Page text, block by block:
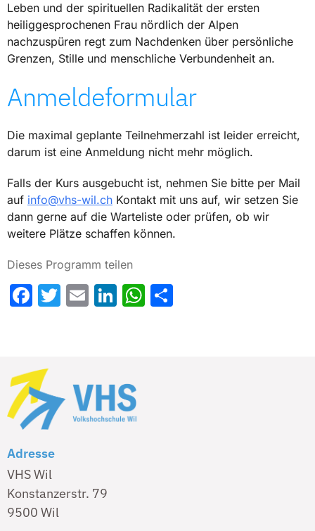
Leben und der spirituellen Radikalität der ersten
heiliggesprochenen Frau nördlich der Alpen
nachzuspüren regt zum Nachdenken über persönliche
Grenzen, Stille und menschliche Verbundenheit an.
Anmeldeformular
Die maximal geplante Teilnehmerzahl ist leider erreicht,
darum ist eine Anmeldung nicht mehr möglich.
Falls der Kurs ausgebucht ist, nehmen Sie bitte per Mail
auf info@vhs-wil.ch Kontakt mit uns auf, wir setzen Sie
dann gerne auf die Warteliste oder prüfen, ob wir
weitere Plätze schaffen können.
Dieses Programm teilen
Facebook
Twitter
EmailLinkedIn
WhatsApp
Adresse
VHS Wil
Konstanzerstr. 79
9500 Wil